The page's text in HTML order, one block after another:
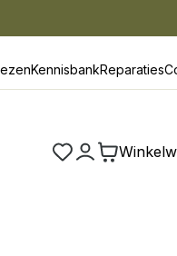
KennisbankReparaties